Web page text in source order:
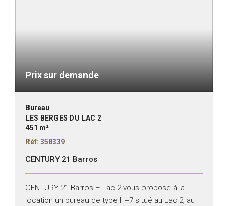
Prix sur demande
Bureau
LES BERGES DU LAC 2
451 m²
Réf: 358339
CENTURY 21 Barros
CENTURY 21 Barros – Lac 2 vous propose à la
location un bureau de type H+7 situé au Lac 2, au